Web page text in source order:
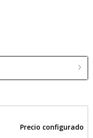
Precio configurado